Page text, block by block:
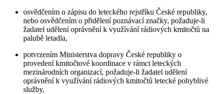
osvědčením o zápisu do leteckého rejstříku České republiky,
nebo osvědčením o přidělení poznávací značky, požaduje-li
žadatel udělení oprávnění k využívání rádiových kmitočtů na
palubě letadla,
potvrzením Ministerstva dopravy České republiky o
provedení kmitočtové koordinace v rámci leteckých
mezinárodních organizací, požaduje-li žadatel udělení
oprávnění k využívání rádiových kmitočtů letecké pohyblivé
služby,